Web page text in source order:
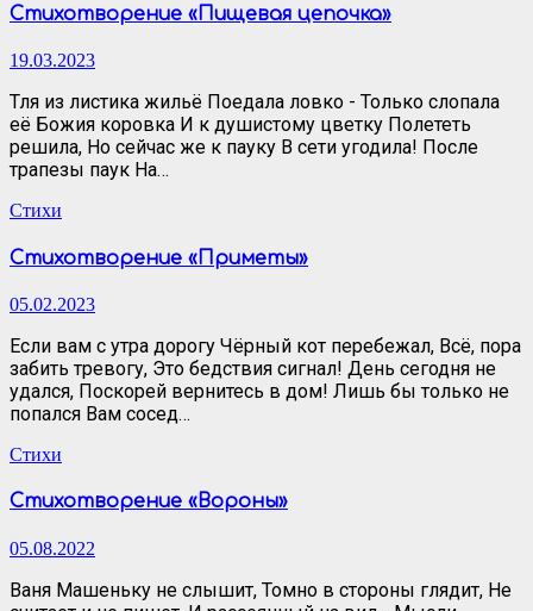
Стихотворение «Пищевая цепочка»
19.03.2023
Тля из листика жильё Поедала ловко - Только слопала
её Божия коровка И к душистому цветку Полететь
решила, Но сейчас же к пауку В сети угодила! После
трапезы паук На…
Стихи
Стихотворение «Приметы»
05.02.2023
Если вам с утра дорогу Чёрный кот перебежал, Всё, пора
забить тревогу, Это бедствия сигнал! День сегодня не
удался, Поскорей вернитесь в дом! Лишь бы только не
попался Вам сосед…
Стихи
Стихотворение «Вороны»
05.08.2022
Ваня Машеньку не слышит, Томно в стороны глядит, Не